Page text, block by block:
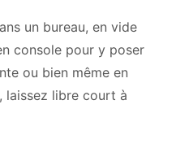
un bureau, en vide
console pour y poser
ou bien même en
laissez libre court à